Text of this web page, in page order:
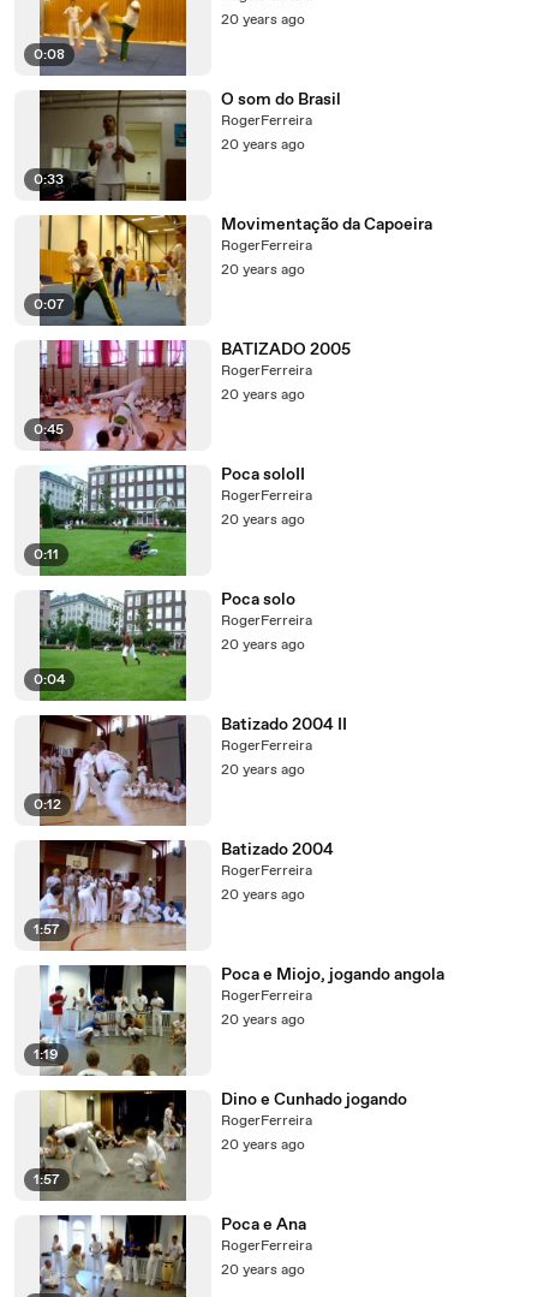
0:08
20 years ago
0:33
O som do Brasil
RogerFerreira
20 years ago
0:07
Movimentação da Capoeira
RogerFerreira
20 years ago
0:45
BATIZADO 2005
RogerFerreira
20 years ago
0:11
Poca soloII
RogerFerreira
20 years ago
0:04
Poca solo
RogerFerreira
20 years ago
0:12
Batizado 2004 II
RogerFerreira
20 years ago
1:57
Batizado 2004
RogerFerreira
20 years ago
1:19
Poca e Miojo, jogando angola
RogerFerreira
20 years ago
1:57
Dino e Cunhado jogando
RogerFerreira
20 years ago
Poca e Ana
RogerFerreira
20 years ago